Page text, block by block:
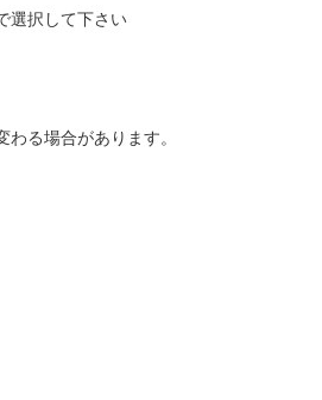
選択して下さい
る場合があります。